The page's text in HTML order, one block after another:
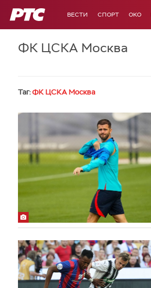
РТС ВЕСТИ СПОРТ OKO
ФК ЦСКА Москва
Таг:ФК ЦСКА Москва